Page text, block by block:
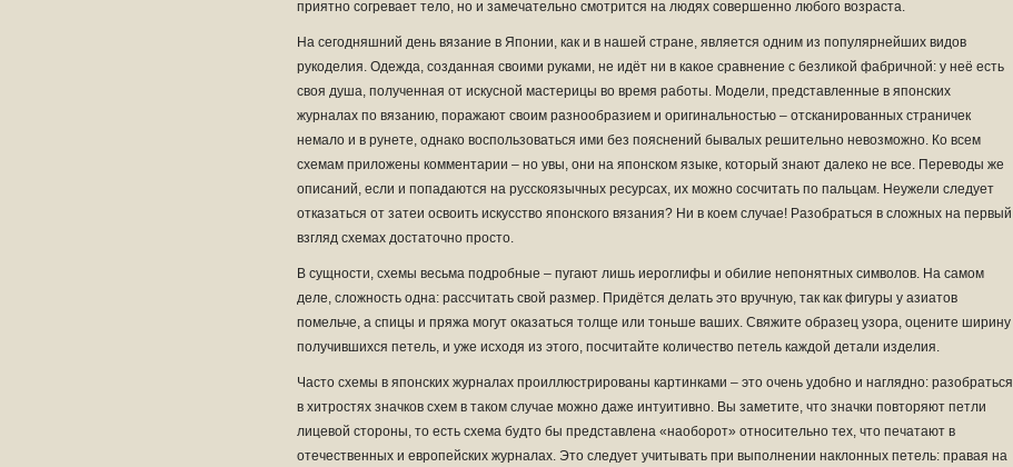
приятно согревает тело, но и замечательно смотрится на людях совершенно любого возраста.
На сегодняшний день вязание в Японии, как и в нашей стране, является одним из популярнейших видов
рукоделия. Одежда, созданная своими руками, не идёт ни в какое сравнение с безликой фабричной: у неё есть
своя душа, полученная от искусной мастерицы во время работы. Модели, представленные в японских
журналах по вязанию, поражают своим разнообразием и оригинальностью – отсканированных страничек
немало и в рунете, однако воспользоваться ими без пояснений бывалых решительно невозможно. Ко всем
схемам приложены комментарии – но увы, они на японском языке, который знают далеко не все. Переводы же
описаний, если и попадаются на русскоязычных ресурсах, их можно сосчитать по пальцам. Неужели следует
отказаться от затеи освоить искусство японского вязания? Ни в коем случае! Разобраться в сложных на первый
взгляд схемах достаточно просто.
В сущности, схемы весьма подробные – пугают лишь иероглифы и обилие непонятных символов. На самом
деле, сложность одна: рассчитать свой размер. Придётся делать это вручную, так как фигуры у азиатов
помельче, а спицы и пряжа могут оказаться толще или тоньше ваших. Свяжите образец узора, оцените ширину
получившихся петель, и уже исходя из этого, посчитайте количество петель каждой детали изделия.
Часто схемы в японских журналах проиллюстрированы картинками – это очень удобно и наглядно: разобраться
в хитростях значков схем в таком случае можно даже интуитивно. Вы заметите, что значки повторяют петли
лицевой стороны, то есть схема будто бы представлена «наоборот» относительно тех, что печатают в
отечественных и европейских журналах. Это следует учитывать при выполнении наклонных петель: правая на